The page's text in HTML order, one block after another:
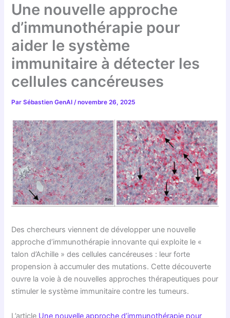
Une nouvelle approche
d’immunothérapie pour
aider le système
immunitaire à détecter les
cellules cancéreuses
ParSébastien GenAI/novembre 26, 2025
Des chercheurs viennent de développer une nouvelle
approche d’immunothérapie innovante qui exploite le «
talon d’Achille » des cellules cancéreuses : leur forte
propension à accumuler des mutations. Cette découverte
ouvre la voie à de nouvelles approches thérapeutiques pour
stimuler le système immunitaire contre les tumeurs.
L’article Une nouvelle approche d’immunothérapie pour